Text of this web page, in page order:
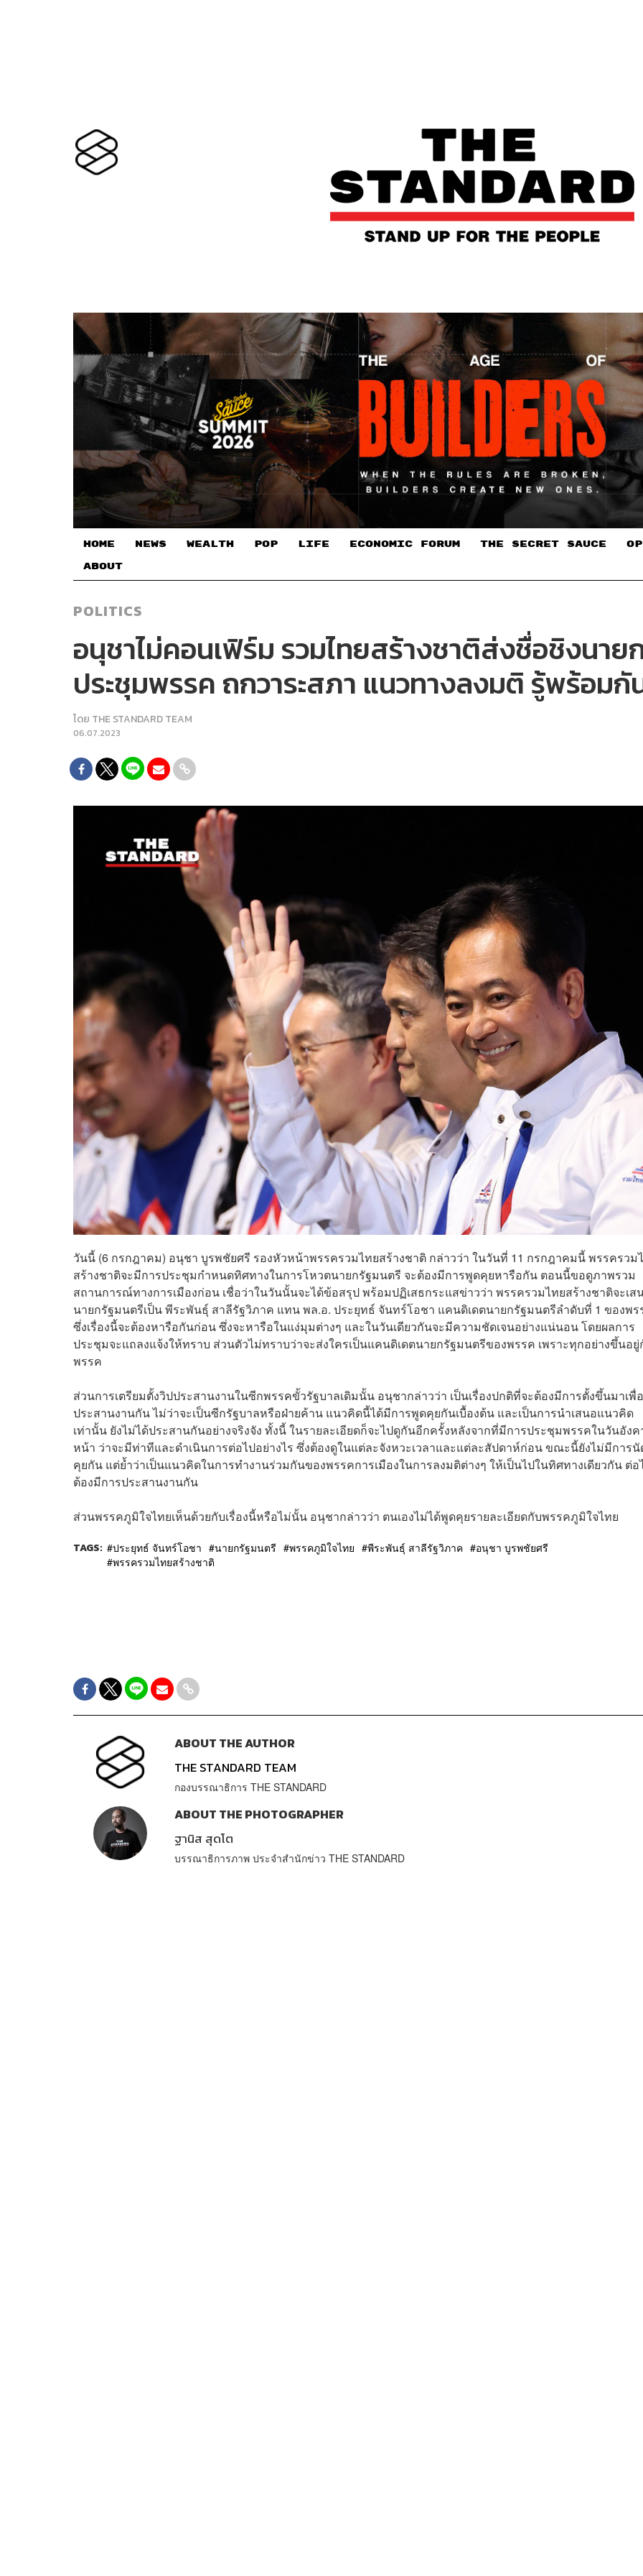
HOME NEWS WEALTH POP LIFE ECONOMIC FORUM THE SECRET SAUCE​
ABOUT
POLITICS
อนุชาไม่คอนเฟิร์ม รวมไทยสร้างชาติส่งชื่อชิงนาย
ประชุมพรรค ถกวาระสภา แนวทางลงมติ รู้พร้อม
โดย THE STANDARD TEAM
06.07.2023
วันนี้ (6 กรกฎาคม) อนุชา บูรพชัยศรี รองหัวหน้าพรรครวมไทยสร้างชาติ กล่าวว่า ในวันที่ 11 กรกฎาคมนี้ พรรครวม
สร้างชาติจะมีการประชุมกำหนดทิศทางในการโหวตนายกรัฐมนตรี จะต้องมีการพูดคุยหารือกัน ตอนนี้ขอดูภาพรวม
สถานการณ์ทางการเมืองก่อน เชื่อว่าในวันนั้นจะได้ข้อสรุป พร้อมปฏิเสธกระแสข่าวว่า พรรครวมไทยสร้างชาติจะเส
นายกรัฐมนตรีเป็น พีระพันธุ์ สาลีรัฐวิภาค แทน พล.อ. ประยุทธ์ จันทร์โอชา แคนดิเดตนายกรัฐมนตรีลำดับที่ 1 ของพร
ซึ่งเรื่องนี้จะต้องหารือกันก่อน ซึ่งจะหารือในแง่มุมต่างๆ และในวันเดียวกันจะมีความชัดเจนอย่างแน่นอน โดยผลการ
ประชุมจะแถลงแจ้งให้ทราบ ส่วนตัวไม่ทราบว่าจะส่งใครเป็นแคนดิเดตนายกรัฐมนตรีของพรรค เพราะทุกอย่างขึ้นอ
พรรค
ส่วนการเตรียมตั้งวิปประสานงานในซีกพรรคขั้วรัฐบาลเดิมนั้น อนุชากล่าวว่า เป็นเรื่องปกติที่จะต้องมีการตั้งขึ้นมาเพื่อ
ประสานงานกัน ไม่ว่าจะเป็นซีกรัฐบาลหรือฝ่ายค้าน แนวคิดนี้ได้มีการพูดคุยกันเบื้องต้น และเป็นการนำเสนอแนวคิด
เท่านั้น ยังไม่ได้ประสานกันอย่างจริงจัง ทั้งนี้ ในรายละเอียดก็จะไปดูกันอีกครั้งหลังจากที่มีการประชุมพรรคในวันอังค
หน้า ว่าจะมีท่าทีและดำเนินการต่อไปอย่างไร ซึ่งต้องดูในแต่ละจังหวะเวลาและแต่ละสัปดาห์ก่อน ขณะนี้ยังไม่มีการ
คุยกัน แต่ย้ำว่าเป็นแนวคิดในการทำงานร่วมกันของพรรคการเมืองในการลงมติต่างๆ ให้เป็นไปในทิศทางเดียวกัน ต่อ
ต้องมีการประสานงานกัน
ส่วนพรรคภูมิใจไทยเห็นด้วยกับเรื่องนี้หรือไม่นั้น อนุชากล่าวว่า ตนเองไม่ได้พูดคุยรายละเอียดกับพรรคภูมิใจไทย
TAGS: ประยุทธ์ จันทร์โอชา นายกรัฐมนตรี พรรคภูมิใจไทย พีระพันธุ์ สาลีรัฐวิภาค
อนุชา บูรพชัยศรี
พรรครวมไทยสร้างชาติ
ABOUT THE AUTHOR
THE STANDARD TEAM
กองบรรณาธิการ THE STANDARD
ABOUT THE PHOTOGRAPHER
ฐานิส สุดโต
บรรณาธิการภาพ ประจำสำนักข่าว THE STANDARD